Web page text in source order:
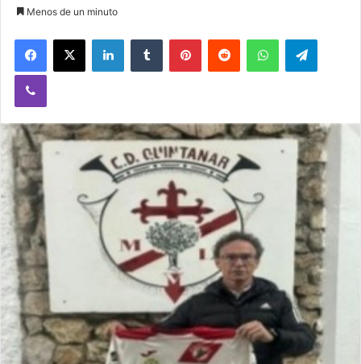
Menos de un minuto